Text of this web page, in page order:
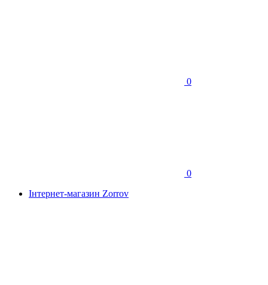
0
0
Інтернет-магазин Zorrov